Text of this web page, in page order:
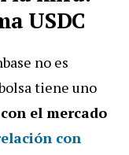
USDC
no es
tiene uno
el mercado
con